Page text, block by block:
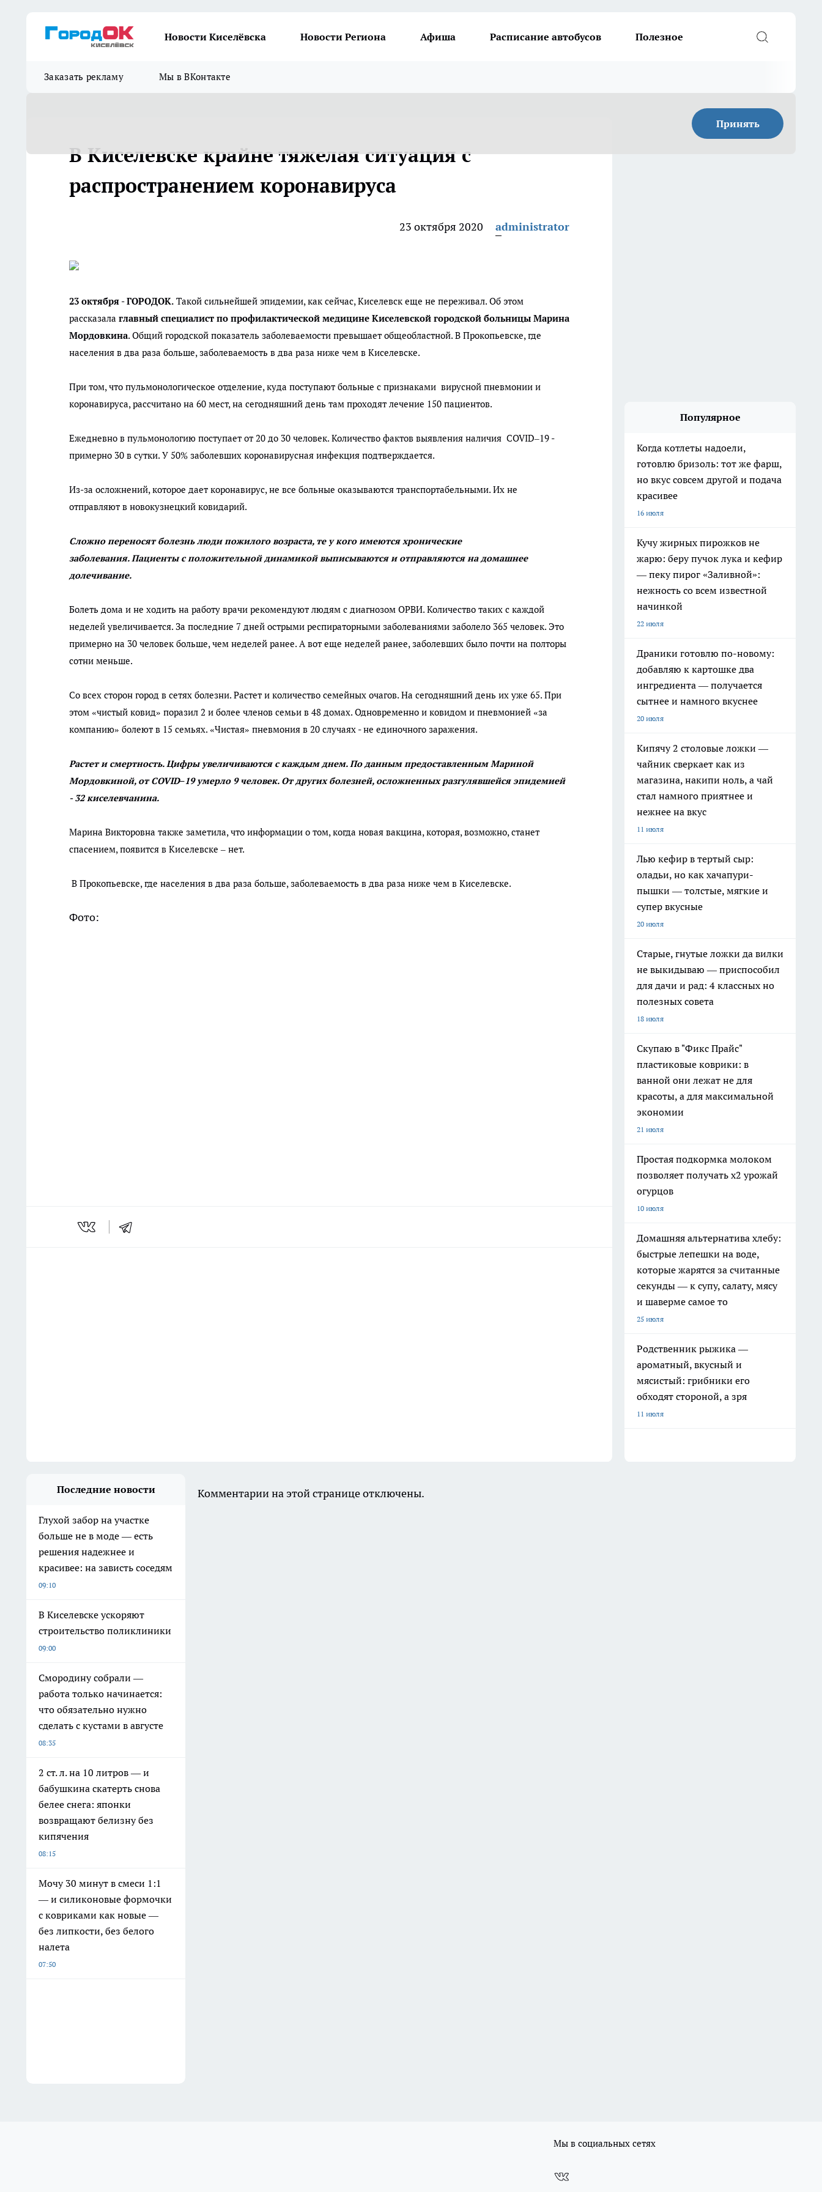
Новости Киселёвска Новости Региона Афиша Расписание автобусов Полезное
Заказать рекламу Мы в ВКонтакте
Принять
В Киселевске крайне тяжелая ситуация с
распространением коронавируса
23 октября 2020 administrator
23 октября - ГОРОДОК. Такой сильнейшей эпидемии, как сейчас, Киселевск еще не переживал. Об этом
рассказала главный специалист по профилактической медицине Киселевской городской больницы Марина
Мордовкина. Общий городской показатель заболеваемости превышает общеобластной. В Прокопьевске, где
населения в два раза больше, заболеваемость в два раза ниже чем в Киселевске.
При том, что пульмонологическое отделение, куда поступают больные с признаками вирусной пневмонии и
коронавируса, рассчитано на 60 мест, на сегодняшний день там проходят лечение 150 пациентов.
Ежедневно в пульмонологию поступает от 20 до 30 человек. Количество фактов выявления наличия COVID–19 -
примерно 30 в сутки. У 50% заболевших коронавирусная инфекция подтверждается.
Из-за осложнений, которое дает коронавирус, не все больные оказываются транспортабельными. Их не
отправляют в новокузнецкий ковидарий.
Сложно переносят болезнь люди пожилого возраста, те у кого имеются хронические
заболевания.Пациенты с положительной динамикой выписываются и отправляются на домашнее
долечивание.
Болеть дома и не ходить на работу врачи рекомендуют людям с диагнозом ОРВИ. Количество таких с каждой
неделей увеличивается. За последние 7 дней острыми респираторными заболеваниями заболело 365 человек. Это
примерно на 30 человек больше, чем неделей ранее. А вот еще неделей ранее, заболевших было почти на полторы
сотни меньше.
Со всех сторон город в сетях болезни. Растет и количество семейных очагов. На сегодняшний день их уже 65. При
этом «чистый ковид» поразил 2 и более членов семьи в 48 домах. Одновременно и ковидом и пневмонией «за
компанию» болеют в 15 семьях. «Чистая» пневмония в 20 случаях - не единочного заражения.
Растет и смертность. Цифры увеличиваются с каждым днем. По данным предоставленным Мариной
Мордовкиной, от COVID–19 умерло 9 человек. От других болезней, осложненных разгулявшейся эпидемией
- 32 киселевчанина.
Марина Викторовна также заметила, что информации о том, когда новая вакцина, которая, возможно, станет
спасением, появится в Киселевске – нет.
В Прокопьевске, где населения в два раза больше, заболеваемость в два раза ниже чем в Киселевске.
Фото:
Популярное
Когда котлеты надоели,
готовлю бризоль: тот же фарш,
но вкус совсем другой и подача
красивее
16 июля
Кучу жирных пирожков не
жарю: беру пучок лука и кефир
— пеку пирог «Заливной»:
нежность со всем известной
начинкой
22 июля
Драники готовлю по-новому:
добавляю к картошке два
ингредиента — получается
сытнее и намного вкуснее
20 июля
Кипячу 2 столовые ложки —
чайник сверкает как из
магазина, накипи ноль, а чай
стал намного приятнее и
нежнее на вкус
11 июля
Лью кефир в тертый сыр:
оладьи, но как хачапури-
пышки — толстые, мягкие и
супер вкусные
20 июля
Старые, гнутые ложки да вилки
не выкидываю — приспособил
для дачи и рад: 4 классных но
полезных совета
18 июля
Скупаю в "Фикс Прайс"
пластиковые коврики: в
ванной они лежат не для
красоты, а для максимальной
экономии
21 июля
Простая подкормка молоком
позволяет получать х2 урожай
огурцов
10 июля
Домашняя альтернатива хлебу:
быстрые лепешки на воде,
которые жарятся за считанные
секунды — к супу, салату, мясу
и шаверме самое то
25 июля
Родственник рыжика —
ароматный, вкусный и
мясистый: грибники его
обходят стороной, а зря
11 июля
Последние новости
Глухой забор на участке
больше не в моде — есть
решения надежнее и
красивее: на зависть соседям
09:10
В Киселевске ускоряют
строительство поликлиники
09:00
Смородину собрали —
работа только начинается:
что обязательно нужно
сделать с кустами в августе
08:35
2 ст. л. на 10 литров — и
бабушкина скатерть снова
белее снега: японки
возвращают белизну без
кипячения
08:15
Мочу 30 минут в смеси 1:1
— и силиконовые формочки
с ковриками как новые —
без липкости, без белого
налета
07:50
Комментарии на этой странице отключены.
Мы в социальных сетях